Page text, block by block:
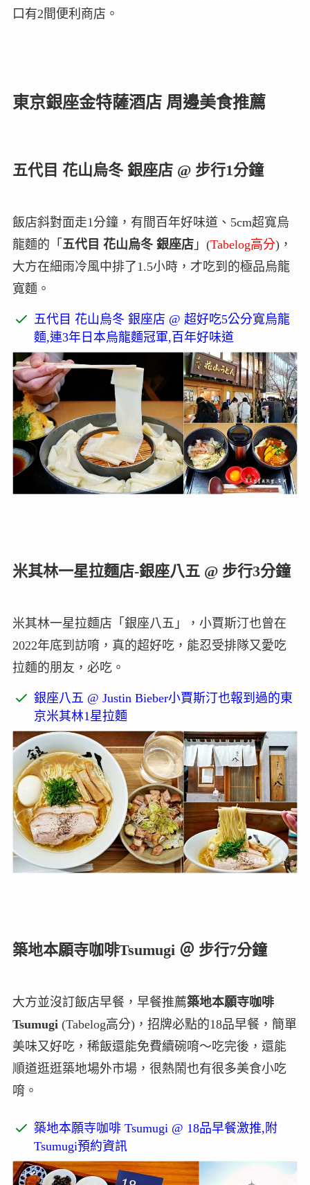
口有2間便利商店。
東京銀座金特薩酒店 周邊美食推薦
五代目 花山烏冬 銀座店 @ 步行1分鐘
飯店斜對面走1分鐘，有間百年好味道、5cm超寬烏
龍麵的「 五代目 花山烏冬 銀座店」(Tabelog高分)，
大方在細雨冷風中排了1.5小時，才吃到的極品烏龍
寬麵。
五代目 花山烏冬 銀座店 @ 超好吃5公分寬烏龍
麵,連3年日本烏龍麵冠軍,百年好味道
米其林一星拉麵店-銀座八五 @ 步行3分鐘
米其林一星拉麵店「銀座八五」，小賈斯汀也曾在
2022年底到訪唷，真的超好吃，能忍受排隊又愛吃
拉麵的朋友，必吃。
銀座八五 @ Justin Bieber小賈斯汀也報到過的東
京米其林1星拉麵
築地本願寺咖啡Tsumugi ＠ 步行7分鐘
大方並沒訂飯店早餐，早餐推薦築地本願寺咖啡
Tsumugi(Tabelog高分)，招牌必點的18品早餐，簡單
美味又好吃，稀飯還能免費續碗唷～吃完後，還能
順道逛逛築地場外市場，很熱鬧也有很多美食小吃
唷。
築地本願寺咖啡 Tsumugi @ 18品早餐激推,附
Tsumugi預約資訊